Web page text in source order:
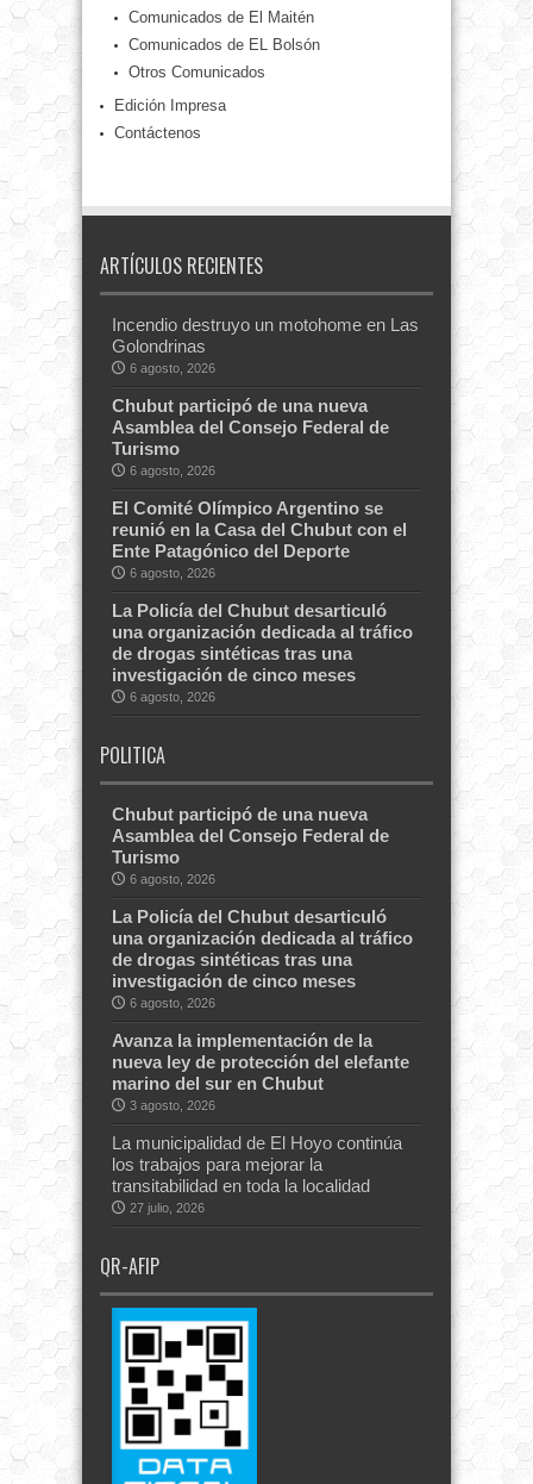
Comunicados de El Maitén
Comunicados de EL Bolsón
Otros Comunicados
Edición Impresa
Contáctenos
ARTÍCULOS RECIENTES
Incendio destruyo un motohome en Las
Golondrinas
6 agosto, 2026
Chubut participó de una nueva
Asamblea del Consejo Federal de
Turismo
6 agosto, 2026
El Comité Olímpico Argentino se
reunió en la Casa del Chubut con el
Ente Patagónico del Deporte
6 agosto, 2026
La Policía del Chubut desarticuló
una organización dedicada al tráfico
de drogas sintéticas tras una
investigación de cinco meses
6 agosto, 2026
POLITICA
Chubut participó de una nueva
Asamblea del Consejo Federal de
Turismo
6 agosto, 2026
La Policía del Chubut desarticuló
una organización dedicada al tráfico
de drogas sintéticas tras una
investigación de cinco meses
6 agosto, 2026
Avanza la implementación de la
nueva ley de protección del elefante
marino del sur en Chubut
3 agosto, 2026
La municipalidad de El Hoyo continúa
los trabajos para mejorar la
transitabilidad en toda la localidad
27 julio, 2026
QR-AFIP